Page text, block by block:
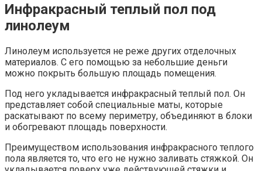
Инфракрасный теплый пол под
линолеум
Линолеум используется не реже других отделочных
материалов. С его помощью за небольшие деньги
можно покрыть большую площадь помещения.
Под него укладывается инфракрасный теплый пол. Он
представляет собой специальные маты, которые
раскатывают по всему периметру, объединяют в блоки
и обогревают площадь поверхности.
Преимуществом использования инфракрасного теплого
пола является то, что его не нужно заливать стяжкой. Он